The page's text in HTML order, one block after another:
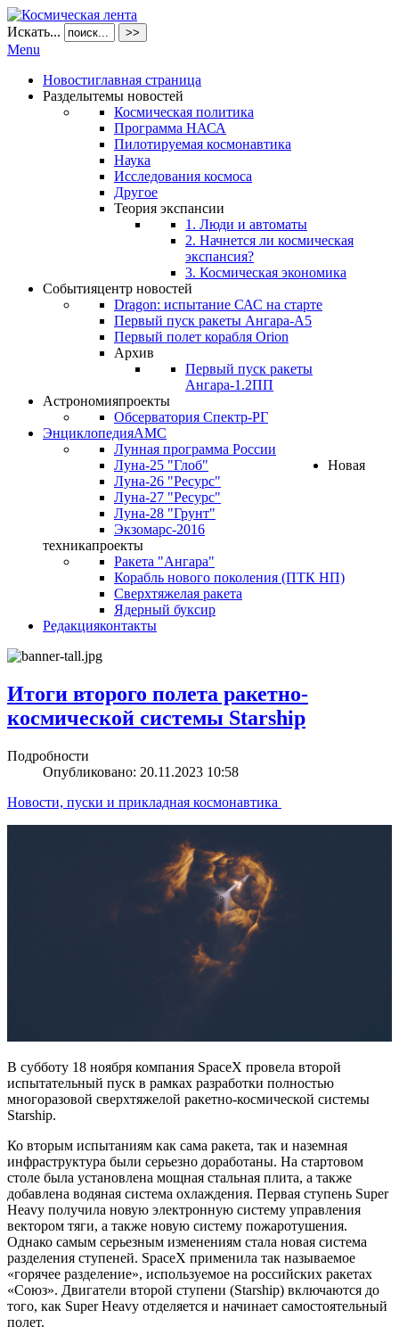
Искать... >>
Menu
Новостиглавная страница
Разделытемы новостей
Космическая политика
Программа НАСА
Пилотируемая космонавтика
Наука
Исследования космоса
Другое
Теория экспансии
1. Люди и автоматы
2. Начнется ли космическая
экспансия?
3. Космическая экономика
Событияцентр новостей
Dragon: испытание САС на старте
Первый пуск ракеты Ангара-А5
Первый полет корабля Orion
Архив
Первый пуск ракеты
Ангара-1.2ПП
Астрономияпроекты
Обсерватория Спектр-РГ
ЭнциклопедияАМС
Лунная программа России
Луна-25 "Глоб"
Луна-26 "Ресурс"
Луна-27 "Ресурс"
Луна-28 "Грунт"
Экзомарс-2016
Новая
техникапроекты
Ракета "Ангара"
Корабль нового поколения (ПТК НП)
Сверхтяжелая ракета
Ядерный буксир
Редакцияконтакты
Итоги второго полета ракетно-
космической системы Starship
Подробности
Опубликовано: 20.11.2023 10:58
Новости, пуски и прикладная космонавтика
В субботу 18 ноября компания SpaceX провела второй
испытательный пуск в рамках разработки полностью
многоразовой сверхтяжелой ракетно-космической системы
Starship.
Ко вторым испытаниям как сама ракета, так и наземная
инфраструктура были серьезно доработаны. На стартовом
столе была установлена мощная стальная плита, а также
добавлена водяная система охлаждения. Первая ступень Super
Heavy получила новую электронную систему управления
вектором тяги, а также новую систему пожаротушения.
Однако самым серьезным изменениям стала новая система
разделения ступеней. SpaceX применила так называемое
«горячее разделение», используемое на российских ракетах
«Союз». Двигатели второй ступени (Starship) включаются до
того, как Super Heavy отделяется и начинает самостоятельный
полет.